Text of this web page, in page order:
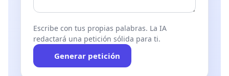
Escribe con tus propias palabras. La IA
redactará una petición sólida para ti.
Generar petición